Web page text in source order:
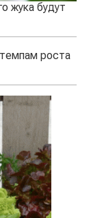
жука будут
роста